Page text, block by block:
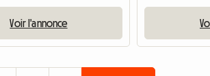
Voir l'annonce